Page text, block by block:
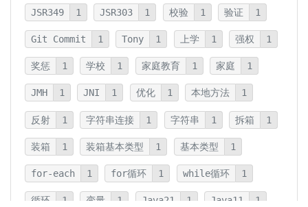
JSR349 1 JSR303 1 校验 1 验证 1
Git Commit 1 Tony 1 上学 1 强权 1
奖惩 1 学校 1 家庭教育 1 家庭 1
JMH 1 JNI 1 优化 1 本地方法 1
反射 1 字符串连接 1 字符串 1 拆箱 1
装箱 1 装箱基本类型 1 基本类型 1
for-each 1 for循环 1 while循环 1
循环 1 变量 1 Java21 1 Java11 1